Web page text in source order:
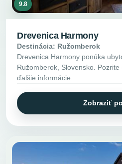
9.8
Drevenica Harmony
Destinácia: Ružomberok
Drevenica Harmony ponúka
Ružomberok, Slovensko.
ďalšie informácie.
Zobraziť